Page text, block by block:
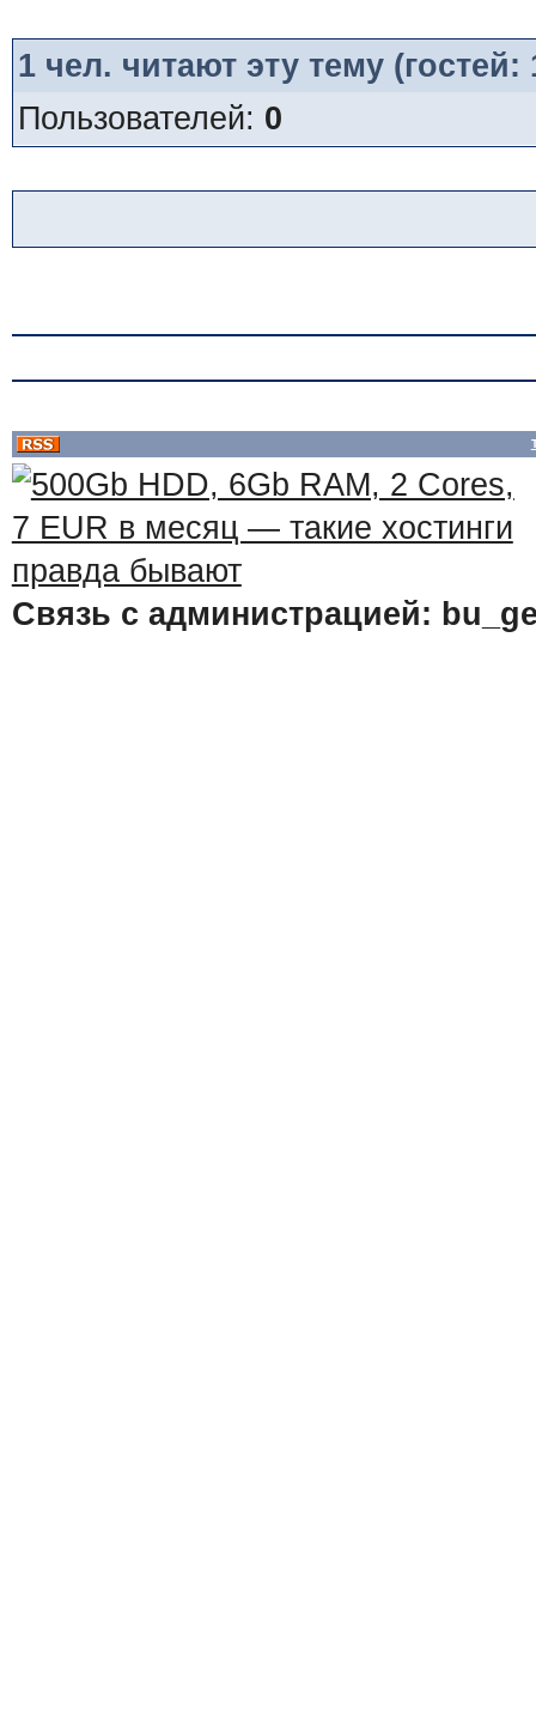
1чел. читают эту тему
Пользователей: 0
Связь с администрацией: